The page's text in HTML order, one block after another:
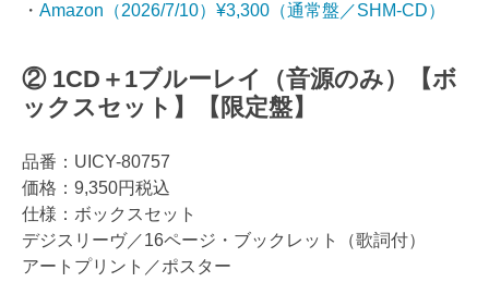
・ Amazon（2026/7/10）¥3,300（通常盤／SHM-CD）
② 1CD＋1ブルーレイ（音源のみ）【ボ
ックスセット】【限定盤】
品番：UICY-80757
価格：9,350円税込
仕様：ボックスセット
デジスリーヴ／16ページ・ブックレット（歌詞付）
アートプリント／ポスター